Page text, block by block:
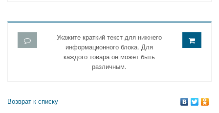
Укажите краткий текст для нижнего
информационного блока. Для
каждого товара он может быть
различным.
Возврат к списку